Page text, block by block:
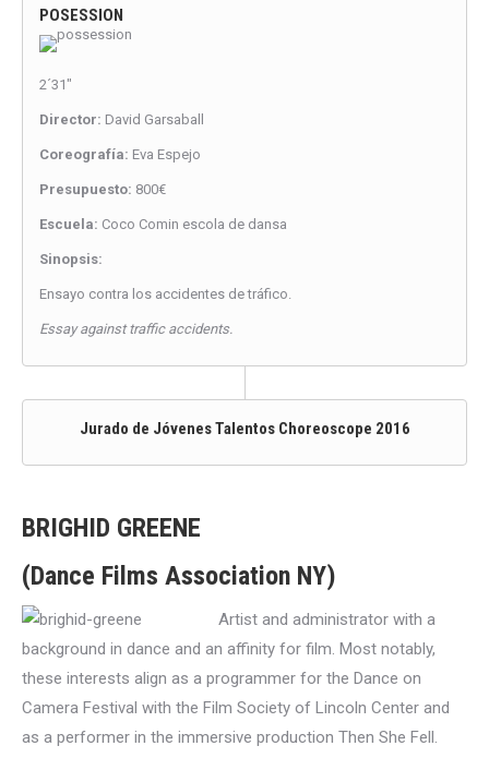
POSESSION
2´31″
Director: David Garsaball
Coreografía: Eva Espejo
Presupuesto: 800€
Escuela: Coco Comin escola de dansa
Sinopsis:
Ensayo contra los accidentes de tráfico.
Essay against traffic accidents.
Jurado de Jóvenes Talentos Choreoscope 2016
BRIGHID GREENE
(Dance Films Association NY)
Artist and administrator with a
background in dance and an affinity for film. Most notably,
these interests align as a programmer for the Dance on
Camera Festival with the Film Society of Lincoln Center and
as a performer in the immersive production Then She Fell.